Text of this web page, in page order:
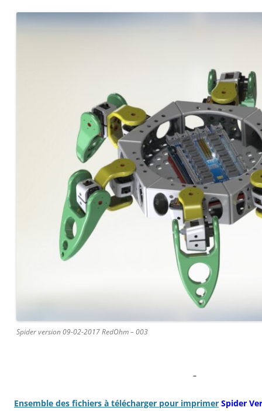
Spider version 09-02-2017 RedOhm – 003
–
Ensemble des fichiers à télécharger pour imprimer Spider